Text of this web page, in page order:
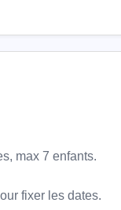
max 7 enfants.
fixer les dates.